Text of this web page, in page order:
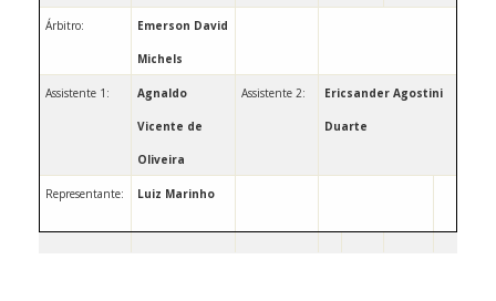
Árbitro: Emerson David
Michels
Assistente 1: Agnaldo
Vicente de
Oliveira
Assistente 2: Ericsander Agostini
Duarte
Representante: Luiz Marinho